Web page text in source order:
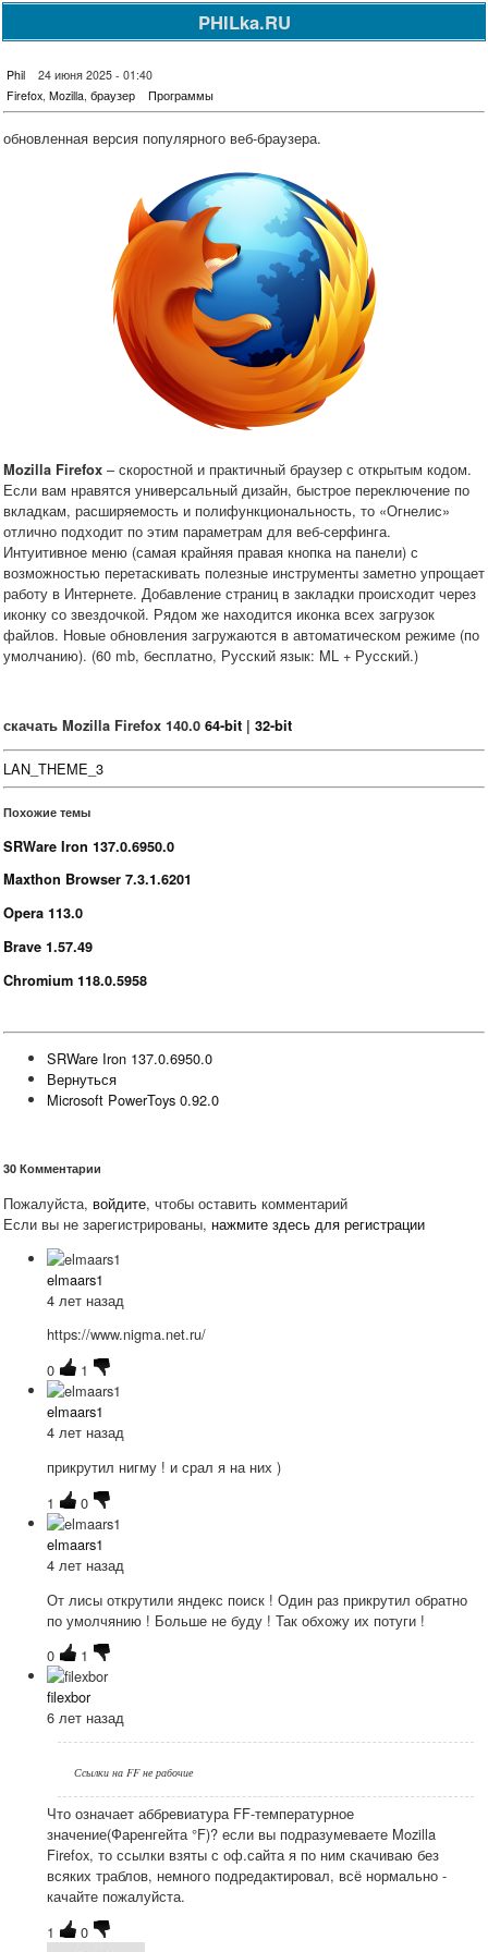
PHILka.RU
Phil
24 июня 2025 - 01:40
Firefox Mozilla браузер Программы
обновленная версия популярного веб-браузера.
Mozilla Firefox – скоростной и практичный браузер с открытым кодом.
Если вам нравятся универсальный дизайн, быстрое переключение по
вкладкам, расширяемость и полифункциональность, то «Огнелис»
отлично подходит по этим параметрам для веб-серфинга.
Интуитивное меню (самая крайняя правая кнопка на панели) с
возможностью перетаскивать полезные инструменты заметно упрощает
работу в Интернете. Добавление страниц в закладки происходит через
иконку со звездочкой. Рядом же находится иконка всех загрузок
файлов. Новые обновления загружаются в автоматическом режиме (по
умолчанию). (60 mb, бесплатно, Русский язык: ML + Русский.)
скачать Mozilla Firefox 140.0 64-bit | 32-bit
LAN_THEME_3
Похожие темы
SRWare Iron 137.0.6950.0
Maxthon Browser 7.3.1.6201
Opera 113.0
Brave 1.57.49
Chromium 118.0.5958
SRWare Iron 137.0.6950.0
Вернуться
Microsoft PowerToys 0.92.0
30 Комментарии
Пожалуйста, войдите, чтобы оставить комментарий
Если вы не зарегистрированы, нажмите здесь для регистрации
elmaars1
4 лет назад
https://www.nigma.net.ru/
0
1
elmaars1
4 лет назад
прикрутил нигму ! и срал я на них )
1
0
elmaars1
4 лет назад
От лисы открутили яндекс поиск ! Один раз прикрутил обратно
по умолчянию ! Больше не буду ! Так обхожу их потуги !
0
1
filexbor
6 лет назад
Ссылки на FF не рабочие
Что означает аббревиатура FF-температурное
значение(Фаренгейта °F)? если вы подразумеваете Mozilla
Firefox, то ссылки взяты с оф.сайта я по ним скачиваю без
всяких траблов, немного подредактировал, всё нормально -
качайте пожалуйста.
1
0